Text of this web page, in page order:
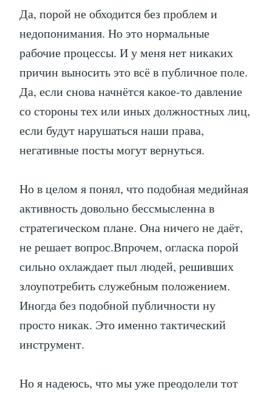
Да, порой не обходится без проблем и
недопонимания. Но это нормальные
рабочие процессы. И у меня нет никаких
причин выносить это всё в публичное поле.
Да, если снова начнётся какое-то давление
со стороны тех или иных должностных лиц,
если будут нарушаться наши права,
негативные посты могут вернуться.
Но в целом я понял, что подобная медийная
активность довольно бессмысленна в
стратегическом плане. Она ничего не даёт,
не решает вопрос.Впрочем, огласка порой
сильно охлаждает пыл людей, решивших
злоупотребить служебным положением.
Иногда без подобной публичности ну
просто никак. Это именно тактический
инструмент.
Но я надеюсь, что мы уже преодолели тот